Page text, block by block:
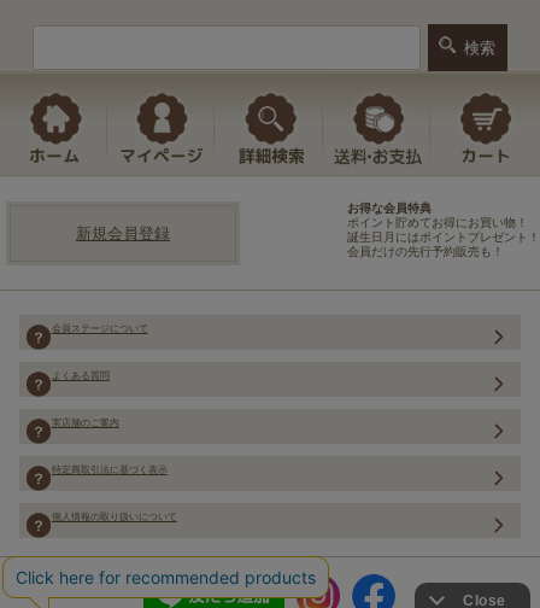
新規会員登録
お得な会員特典
ポイント貯めてお得にお買い物！
誕生日月にはポイントプレゼント！
会員だけの先行予約販売も！
会員ステージについて
よくある質問
実店舗のご案内
特定商取引法に基づく表示
個人情報の取り扱いについて